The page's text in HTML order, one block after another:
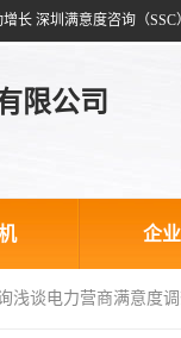
长 深圳满意度咨询（SSC
限公司
企
浅谈电力营商满意度